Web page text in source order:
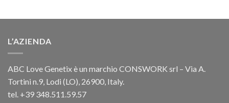
L’AZIENDA
ABC Love Genetix è un marchio CONSWORK srl – Via A.
Tortini n.9, Lodi (LO), 26900, Italy.
tel. +39 348.511.59.57